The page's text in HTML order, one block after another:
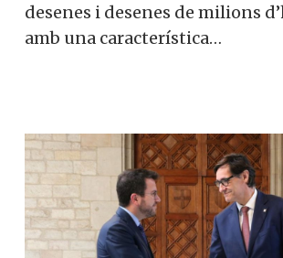
desenes i desenes de milions
amb una característica…